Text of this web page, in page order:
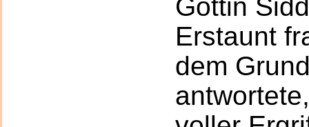
Göttin
Erstaunt
dem